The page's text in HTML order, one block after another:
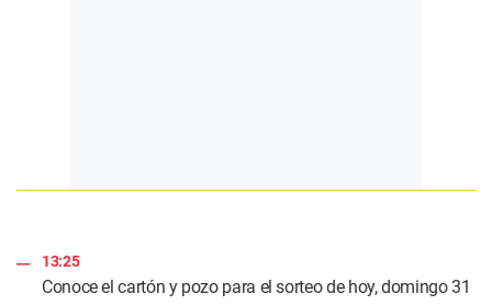
13:25
Conoce el cartón y pozo para el sorteo de hoy, domingo 31